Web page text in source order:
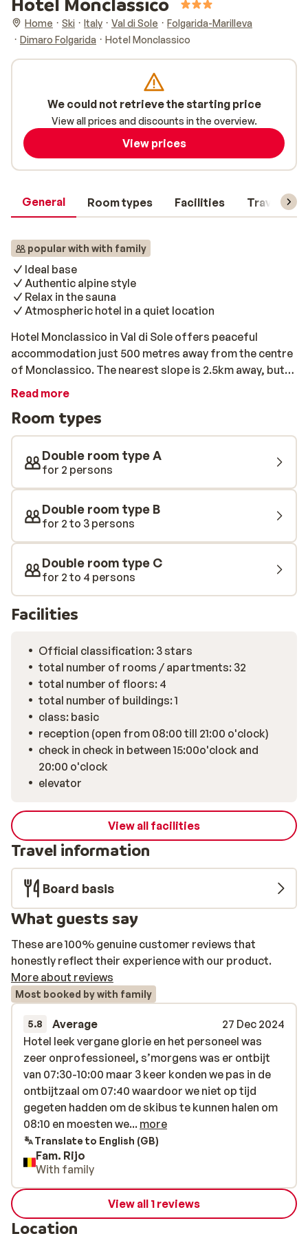
Home Ski Italy Val di Sole
Folgarida-Marilleva
Dimaro Folgarida
Hotel Monclassico
General Room types Facilities Travel
popular with with family
Ideal base
Authentic alpine style
Relax in the sauna
Atmospheric hotel in a quiet location
Hotel Monclassico in Val di Sole offers peaceful
accommodation just 500 metres away from the centre
of Monclassico. The nearest slope is 2.5km away, but
you can easily reach it via a bus that stops 50 metres
traditional alpine style, adding authentic charm to your
stay. Want to warm up and relax after skiing? You can
use the spa facilities at Hotel Garni Maria, which is
connected to Hotel Monclassico by a tunnel. In the
evenings, you can enjoy delicious local dishes at the
onsite restaurant.
Read more
Room types
Double room type A
for 2 persons
Double room type B
for 2 to 3 persons
Double room type C
for 2 to 4 persons
Facilities
Official classification: 3 stars
total number of rooms / apartments: 32
total number of floors: 4
total number of buildings: 1
class: basic
reception (open from 08:00 till 21:00 o'clock)
check in check in between 15:00o'clock and
20:00 o'clock
elevator
View all facilities
Travel information
Board basis
What guests say
These are 100% genuine customer reviews that
honestly reflect their experience with our product.
More about reviews
Most booked by with family
5.8 Average
27 Dec 2024
Hotel leek vergane glorie en het personeel was
zeer onprofessioneel, s’morgens was er ontbijt
van 07:30-10:00 maar 3 keer konden we pas in de
ontbijtzaal om 07:40 waardoor we niet op tijd
gegeten hadden om de skibus te kunnen halen om
08:10 en moesten we de bus van 08:40 nemen
waardoor we in de drukkere periode aankwamen in
het skigebied en zo telkens minstens een uur
minder konden skiën op die dagen en de skipassen
waren al niet goedkoop! Het avondeten was
ondermaats, te kleine porties het leek wel dat ze
dit er van ver hadden opgegooid ook was elk bord
Hotel leek vergane glorie en het personeel was
zeer onprofessioneel, s’morgens was er ontbijt
van 07:30-10:00 maar 3 keer konden we pas in de
ontbijtzaal om 07:40 waardoor we niet op tijd
gegeten hadden om de skibus te kunnen halen om
08:10 en moesten we... more
Translate to English (GB)
Fam. Rijo
With family
View all 1 reviews
Location
We could not retrieve the starting price
View all prices and discounts in the overview.
View prices